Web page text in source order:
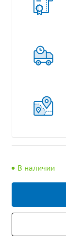
В наличии